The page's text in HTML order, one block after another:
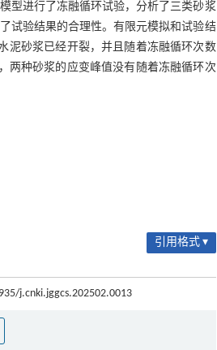
型进行了冻融循环试验，分析了三类砂浆
试验结果的合理性。有限元模拟和试验结
泥砂浆已经开裂，并且随着冻融循环次数
两种砂浆的应变峰值没有随着冻融循环次
引用格式 ▾
j.cnki.jggcs.202502.0013